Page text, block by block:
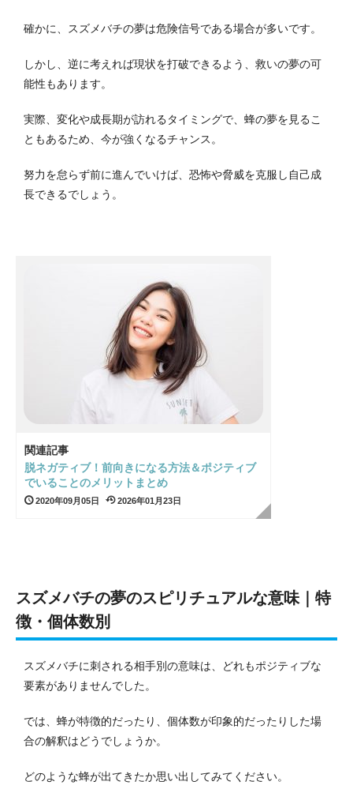
確かに、スズメバチの夢は危険信号である場合が多いです。
しかし、逆に考えれば現状を打破できるよう、救いの夢の可
能性もあります。
実際、変化や成長期が訪れるタイミングで、蜂の夢を見るこ
ともあるため、今が強くなるチャンス。
努力を怠らず前に進んでいけば、恐怖や脅威を克服し自己成
長できるでしょう。
関連記事
脱ネガティブ！前向きになる方法＆ポジティブ
でいることのメリットまとめ
2020年09月05日 2026年01月23日
スズメバチの夢のスピリチュアルな意味｜特
徴・個体数別
スズメバチに刺される相手別の意味は、どれもポジティブな
要素がありませんでした。
では、蜂が特徴的だったり、個体数が印象的だったりした場
合の解釈はどうでしょうか。
どのような蜂が出てきたか思い出してみてください。